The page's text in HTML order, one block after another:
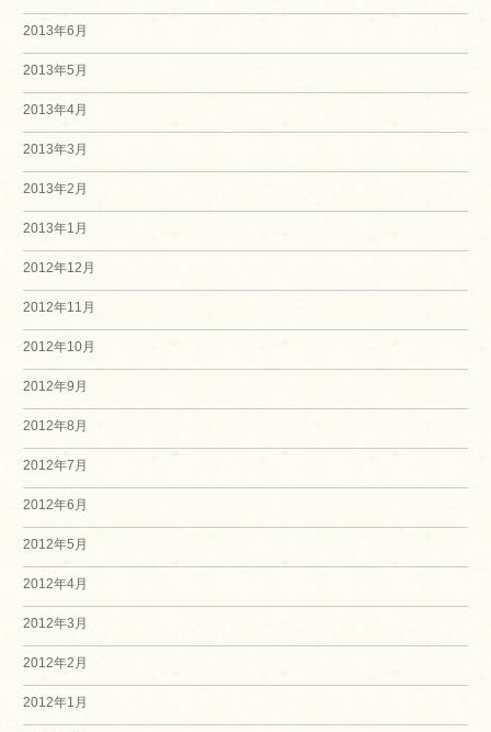
2013年6月
2013年5月
2013年4月
2013年3月
2013年2月
2013年1月
2012年12月
2012年11月
2012年10月
2012年9月
2012年8月
2012年7月
2012年6月
2012年5月
2012年4月
2012年3月
2012年2月
2012年1月